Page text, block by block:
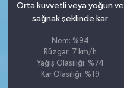
Orta kuvvetli veya yoğun ve
sağnak şeklinde kar
Nem: %94
Rüzgar: 7 km/h
Yağış Olasılığı: %74
Kar Olasılığı: %19